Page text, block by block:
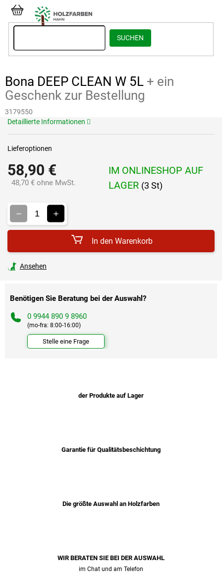
Inhalt
springen
SUCHEN
WARENKORB
Bona DEEP CLEAN W 5L + ein
Geschenk zur Bestellung
3179550
58,90 €
48,70 € ohne MwSt.
IM ONLINESHOP AUF
LAGER (3 St)
Lieferoptionen
In den Warenkorb
Detaillierte Informationen
Ansehen
Benötigen Sie Beratung bei der Auswahl?
0 9944 890 9 8960
(mo-fra: 8:00-16:00)
Stelle eine Frage
der Produkte auf Lager
Garantie für Qualitätsbeschichtung
Die größte Auswahl an Holzfarben
WIR BERATEN SIE BEI ​​DER AUSWAHL
im Chat und am Telefon